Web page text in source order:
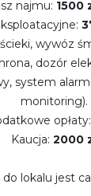
najmu: 1500
wywóz
dozór
system
monitoring).
opłaty:
Kaucja: 2000
lokalu jest